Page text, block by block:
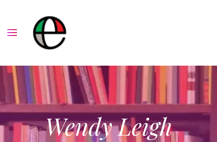
Wendy Leigh